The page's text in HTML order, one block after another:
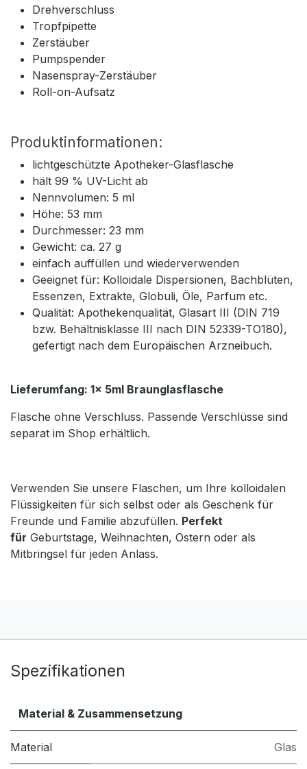
Drehverschluss
Tropfpipette
Zerstäuber
Pumpspender
Nasenspray-Zerstäuber
Roll-on-Aufsatz
Produktinformationen:
lichtgeschützte Apotheker-Glasflasche
hält 99 % UV-Licht ab
Nennvolumen: 5 ml
Höhe: 53 mm
Durchmesser: 23 mm
Gewicht: ca. 27 g
einfach auffüllen und wiederverwenden
Geeignet für: Kolloidale Dispersionen, Bachblüten,
Essenzen, Extrakte, Globuli, Öle, Parfum etc.
Qualität: Apothekenqualität, Glasart III (DIN 719
bzw. Behältnisklasse III nach DIN 52339-TO180),
gefertigt nach dem Europäischen Arzneibuch.
Lieferumfang: 1x 5ml Braunglasflasche
Flasche ohne Verschluss. Passende Verschlüsse sind
separat im Shop erhältlich.
Verwenden Sie unsere Flaschen, um Ihre kolloidalen
Flüssigkeiten für sich selbst oder als Geschenk für
Freunde und Familie abzufüllen. Perfekt
für Geburtstage, Weihnachten, Ostern oder als
Mitbringsel für jeden Anlass.
Spezifikationen
Material & Zusammensetzung
Material Glas